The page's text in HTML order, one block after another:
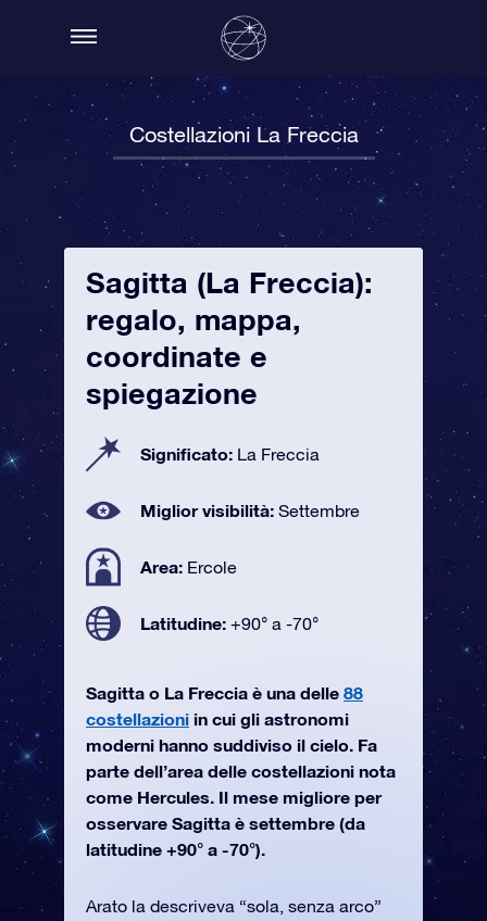
Costellazioni La Freccia
Sagitta (La Freccia):
regalo, mappa,
coordinate e
spiegazione
Significato: La Freccia
Miglior visibilità: Settembre
Area: Ercole
Latitudine: +90° a -70°
Sagitta o La Freccia è una delle 88
costellazioni in cui gli astronomi
moderni hanno suddiviso il cielo. Fa
parte dell’area delle costellazioni nota
come Hercules. Il mese migliore per
osservare Sagitta è settembre (da
latitudine +90° a -70°).
Arato la descriveva “sola, senza arco”